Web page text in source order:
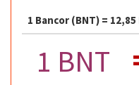
1 Bancor (BNT) =
1 BNT